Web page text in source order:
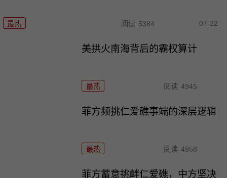
最热 阅读 5384 07-22
美拱火南海背后的霸权算计
最热 阅读 4945
菲方频挑仁爱礁事端的深层逻辑
最热 阅读 4958
菲方蓄意挑衅仁爱礁，中方坚决